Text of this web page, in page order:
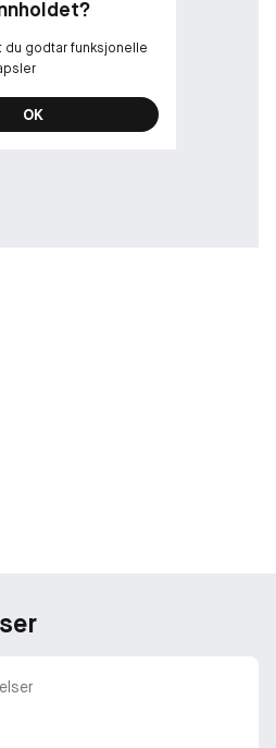
du godtar funksjonelle
OK